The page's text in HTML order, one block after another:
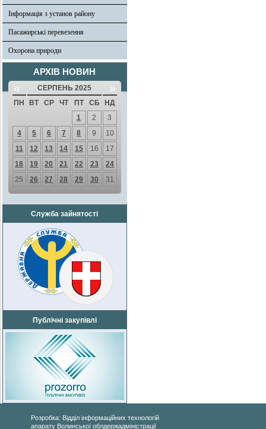
Інформація з установ району
Пасажирські перевезення
Охорона природи
АРХІВ НОВИН
« СЕРПЕНЬ 2025 »
ПН ВТ СР ЧТ ПТ СБ
НД
1
2
3
4
5 6 7 8 9
10
11
12 13 14 15 16
17
18
19 20 21 22 23
24
25
26 27 28 29 30 31
Служба зайнятості
Публічні закупівлі
Розробка: Відділ інформаційних технологій
апарату Волинської облдержадміністрації